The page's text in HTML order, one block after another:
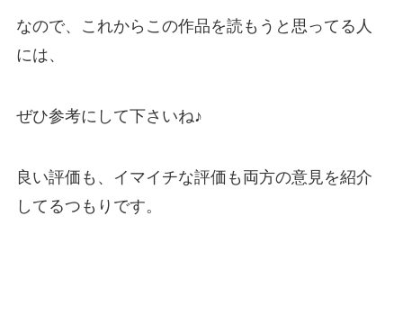
なので、これからこの作品を読もうと思ってる人
には、
ぜひ参考にして下さいね♪
良い評価も、イマイチな評価も両方の意見を紹介
してるつもりです。